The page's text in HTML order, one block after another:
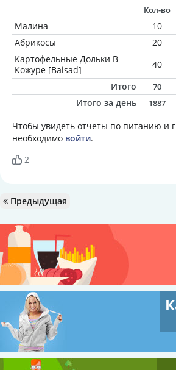
Кол-во
Малина 10
Абрикосы
20
Картофельные Дольки В
Кожуре [Baisad]
40
Итого
70
Итого за день 1887
Чтобы увидеть отчеты по питанию и
необходимо войти.
2
Предыдущая